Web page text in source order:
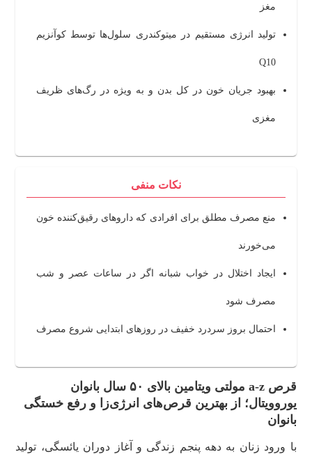
مغز
تولید انرژی مستقیم در میتوکندری سلول‌ها توسط کوآنزیم
Q10
بهبود جریان خون در کل بدن و به ویژه در رگ‌های ظریف
مغزی
نکات منفی
منع مصرف مطلق برای افرادی که داروهای رقیق‌کننده خون
می‌خورند
ایجاد اختلال در خواب شبانه اگر در ساعات عصر و شب
مصرف شود
احتمال بروز سردرد خفیف در روزهای ابتدایی شروع مصرف
قرص a-z مولتی ویتامین بالای ۵۰ سال بانوان
یوروویتال؛ از بهترین قرص‌های انرژی‌زا و رفع خستگی
بانوان
با ورود زنان به دهه پنجم زندگی و آغاز دوران یائسگی، تولید